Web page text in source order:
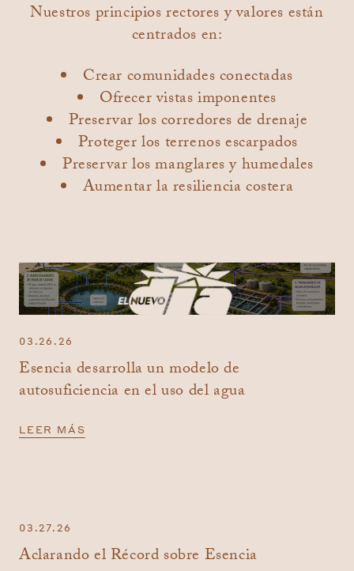
Nuestros principios rectores y valores están
centrados en:
Crear comunidades conectadas
Ofrecer vistas imponentes
Preservar los corredores de drenaje
Proteger los terrenos escarpados
Preservar los manglares y humedales
Aumentar la resiliencia costera
03.26.26
Esencia desarrolla un modelo de
autosuficiencia en el uso del agua
LEER MÁS
03.27.26
Aclarando el Récord sobre Esencia